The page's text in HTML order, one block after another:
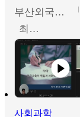
부산외국어대학교
최진오
사회과학